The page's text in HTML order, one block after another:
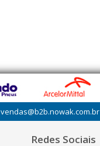
vendas@b2b.nowak.com.br
Redes Sociais